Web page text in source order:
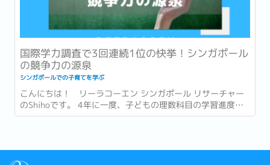
国際学力調査で3回連続1位の快挙！シンガポール
の競争力の源泉
シンガポールでの子育てを学ぶ
こんにちは！ リーラコーエン シンガポール リサーチャー
のShihoです。 4年に一度、子どもの理数科目の学習進度を
測る「国際数学・理科教育動向調査」2023年版(TIMSS)にお